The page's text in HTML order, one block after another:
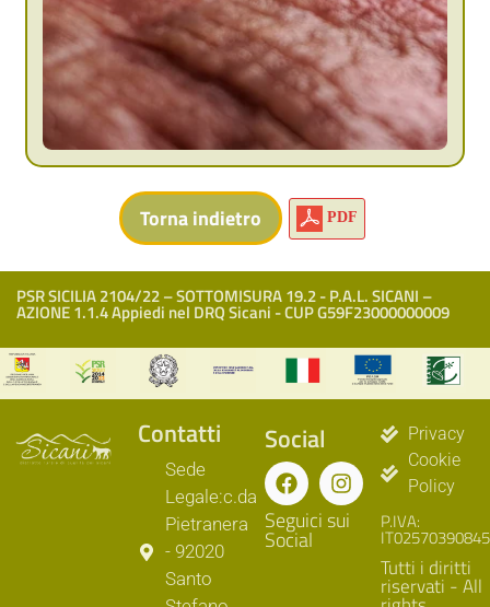
PDF
PSR SICILIA 2104/22 – SOTTOMISURA 19.2 - P.A.L. SICANI –
AZIONE 1.1.4 Appiedi nel DRQ Sicani - CUP G59F23000000009
Contatti
Sede
Legale:c.da
Pietranera
- 92020
Santo
Social
Seguici sui
Social
Privacy
Cookie
Policy
P.IVA:
IT02570390845
Tutti i diritti
riservati - All